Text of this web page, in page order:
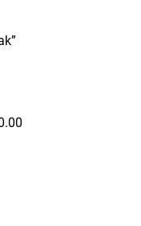
LAZISNU Kedamean Bantu